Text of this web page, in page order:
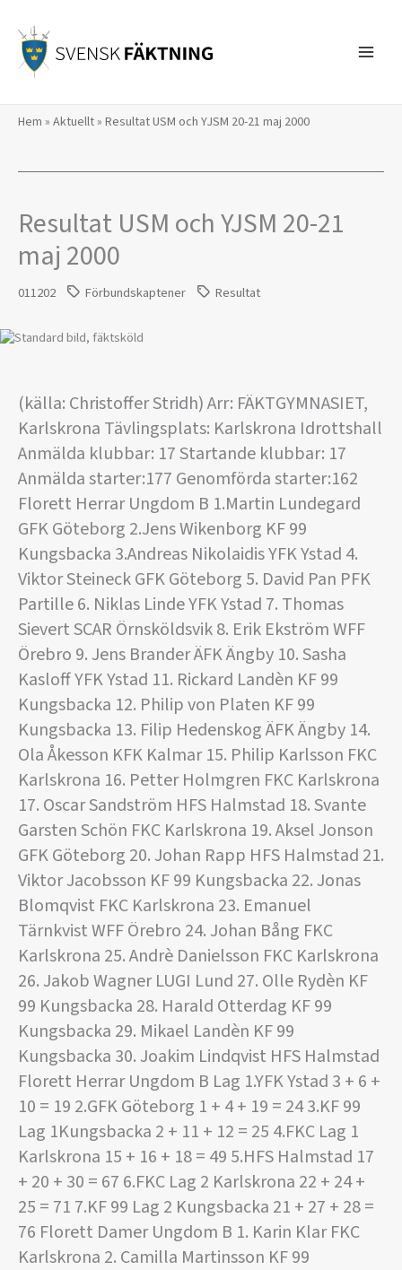
innehåll
Hem » Aktuellt» Resultat USM och YJSM 20-21 maj 2000
Resultat USM och YJSM 20-21
maj 2000
011202 Förbundskaptener Resultat
(källa: Christoffer Stridh) Arr: FÄKTGYMNASIET,
Karlskrona Tävlingsplats: Karlskrona Idrottshall
Anmälda klubbar: 17 Startande klubbar: 17
Anmälda starter:177 Genomförda starter:162
Florett Herrar Ungdom B 1.Martin Lundegard
GFK Göteborg 2.Jens Wikenborg KF 99
Kungsbacka 3.Andreas Nikolaidis YFK Ystad 4.
Viktor Steineck GFK Göteborg 5. David Pan PFK
Partille 6. Niklas Linde YFK Ystad 7. Thomas
Sievert SCAR Örnsköldsvik 8. Erik Ekström WFF
Örebro 9. Jens Brander ÄFK Ängby 10. Sasha
Kasloff YFK Ystad 11. Rickard Landèn KF 99
Kungsbacka 12. Philip von Platen KF 99
Kungsbacka 13. Filip Hedenskog ÄFK Ängby 14.
Ola Åkesson KFK Kalmar 15. Philip Karlsson FKC
Karlskrona 16. Petter Holmgren FKC Karlskrona
17. Oscar Sandström HFS Halmstad 18. Svante
Garsten Schön FKC Karlskrona 19. Aksel Jonson
GFK Göteborg 20. Johan Rapp HFS Halmstad 21.
Viktor Jacobsson KF 99 Kungsbacka 22. Jonas
Blomqvist FKC Karlskrona 23. Emanuel
Tärnkvist WFF Örebro 24. Johan Bång FKC
Karlskrona 25. Andrè Danielsson FKC Karlskrona
26. Jakob Wagner LUGI Lund 27. Olle Rydèn KF
99 Kungsbacka 28. Harald Otterdag KF 99
Kungsbacka 29. Mikael Landèn KF 99
Kungsbacka 30. Joakim Lindqvist HFS Halmstad
Florett Herrar Ungdom B Lag 1.YFK Ystad 3 + 6 +
10 = 19 2.GFK Göteborg 1 + 4 + 19 = 24 3.KF 99
Lag 1Kungsbacka 2 + 11 + 12 = 25 4.FKC Lag 1
Karlskrona 15 + 16 + 18 = 49 5.HFS Halmstad 17
+ 20 + 30 = 67 6.FKC Lag 2 Karlskrona 22 + 24 +
25 = 71 7.KF 99 Lag 2 Kungsbacka 21 + 27 + 28 =
76 Florett Damer Ungdom B 1. Karin Klar FKC
Karlskrona 2. Camilla Martinsson KF 99